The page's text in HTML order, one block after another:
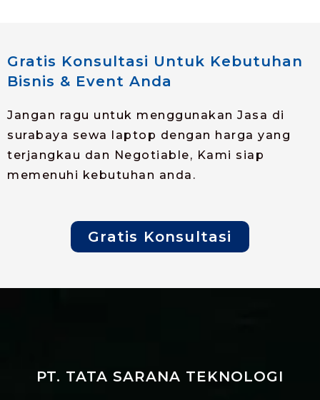
Gratis Konsultasi Untuk Kebutuhan
Bisnis & Event Anda
Jangan ragu untuk menggunakan Jasa di
surabaya sewa laptop dengan harga yang
terjangkau dan Negotiable, Kami siap
memenuhi kebutuhan anda.
Gratis Konsultasi
PT. TATA SARANA TEKNOLOGI